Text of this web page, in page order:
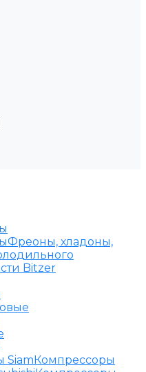
Фреоны, хладоны,
Bitzer
SiamКомпрессоры